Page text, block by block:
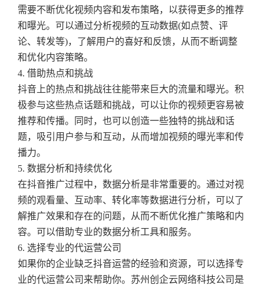
需要不断优化视频内容和发布策略，以获得更多的推荐
和曝光。可以通过分析视频的互动数据(如点赞、评
论、转发等)，了解用户的喜好和反馈，从而不断调整
和优化内容策略。
4. 借助热点和挑战
抖音上的热点和挑战往往能带来巨大的流量和曝光。积
极参与这些热点话题和挑战，可以让你的视频更容易被
推荐和传播。同时，也可以创造一些独特的挑战和话
题，吸引用户参与和互动，从而增加视频的曝光率和传
播力。
5. 数据分析和持续优化
在抖音推广过程中，数据分析是非常重要的。通过对视
频的观看量、互动率、转化率等数据进行分析，可以了
解推广效果和存在的问题，从而不断优化推广策略和内
容。可以借助专业的数据分析工具和服务。
6. 选择专业的代运营公司
如果你的企业缺乏抖音运营的经验和资源，可以选择专
业的代运营公司来帮助你。苏州创企云网络科技公司是